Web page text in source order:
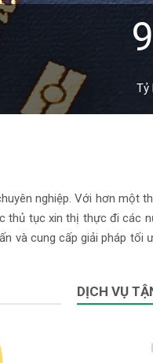
Tỷ
nghiệp. Với hơn một
thủ tục xin thị thực đi các
và cung cấp giải pháp tối
DỊCH VỤ